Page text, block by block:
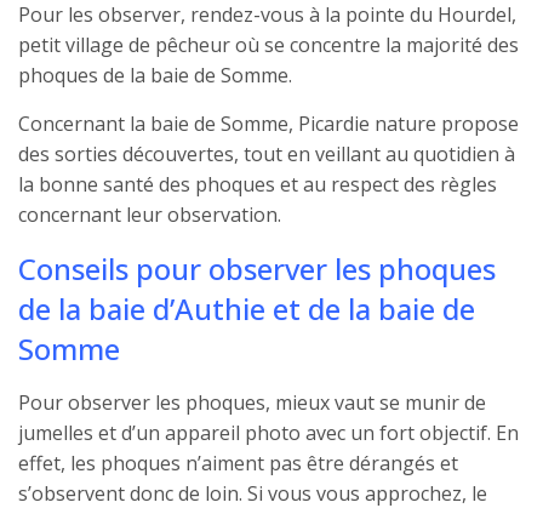
Pour les observer, rendez-vous à la pointe du Hourdel,
petit village de pêcheur où se concentre la majorité des
phoques de la baie de Somme.
Concernant la baie de Somme, Picardie nature propose
des sorties découvertes, tout en veillant au quotidien à
la bonne santé des phoques et au respect des règles
concernant leur observation.
Conseils pour observer les phoques
de la baie d’Authie et de la baie de
Somme
Pour observer les phoques, mieux vaut se munir de
jumelles et d’un appareil photo avec un fort objectif. En
effet, les phoques n’aiment pas être dérangés et
s’observent donc de loin. Si vous vous approchez, le